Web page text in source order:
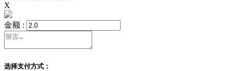
X
金额 :
选择支付方式：